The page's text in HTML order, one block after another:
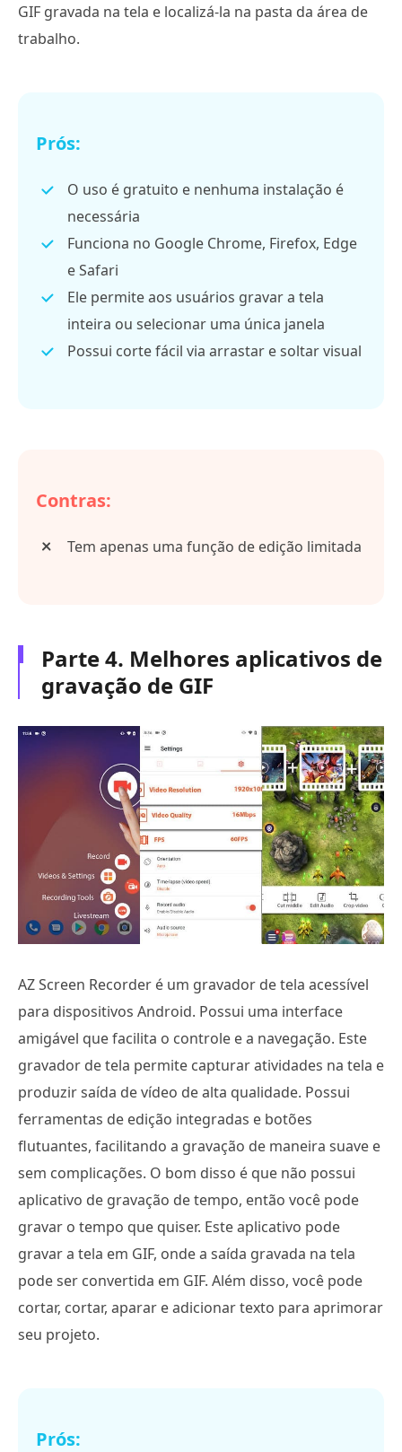
GIF gravada na tela e localizá-la na pasta da área de
trabalho.
Prós:
O uso é gratuito e nenhuma instalação é
necessária
Funciona no Google Chrome, Firefox, Edge
e Safari
Ele permite aos usuários gravar a tela
inteira ou selecionar uma única janela
Possui corte fácil via arrastar e soltar visual
Contras:
Tem apenas uma função de edição limitada
Parte 4. Melhores aplicativos de
gravação de GIF
AZ Screen Recorder é um gravador de tela acessível
para dispositivos Android. Possui uma interface
amigável que facilita o controle e a navegação. Este
gravador de tela permite capturar atividades na tela e
produzir saída de vídeo de alta qualidade. Possui
ferramentas de edição integradas e botões
flutuantes, facilitando a gravação de maneira suave e
sem complicações. O bom disso é que não possui
aplicativo de gravação de tempo, então você pode
gravar o tempo que quiser. Este aplicativo pode
gravar a tela em GIF, onde a saída gravada na tela
pode ser convertida em GIF. Além disso, você pode
cortar, cortar, aparar e adicionar texto para aprimorar
seu projeto.
Prós: